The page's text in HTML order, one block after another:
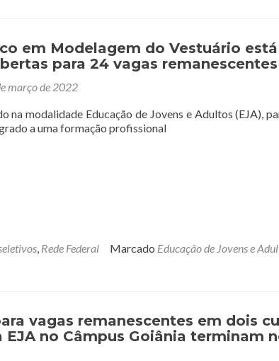
em Modelagem do Vestuário
para 24 vagas remanescentes
março de 2022
na modalidade Educação de Jovens e Adultos (EJA),
a uma formação profissional
, Rede Federal Marcado Educação de Jovens e
vagas remanescentes em dois
no Câmpus Goiânia terminam